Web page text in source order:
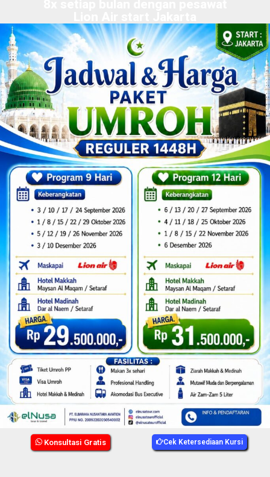
Konsultasi Gratis Cek Ketersediaan Kursi